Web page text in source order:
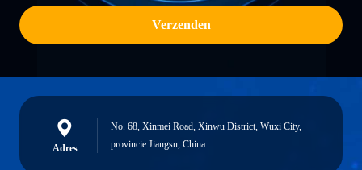
Verzenden
Adres
No. 68, Xinmei Road, Xinwu District, Wuxi City,
provincie Jiangsu, China